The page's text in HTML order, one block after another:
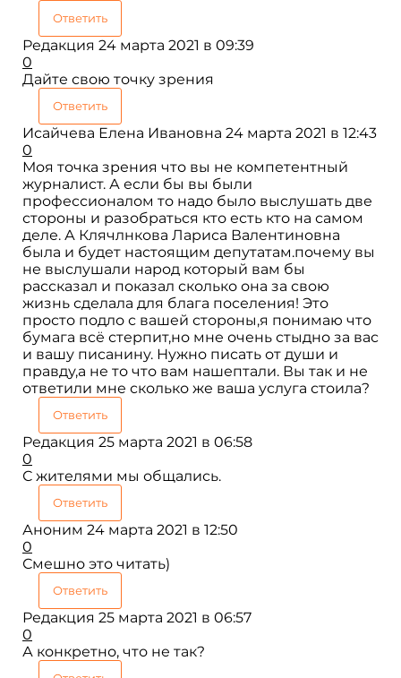
Ответить
Редакция 24 марта 2021 в 09:39
0
Дайте свою точку зрения
Ответить
Исайчева Елена Ивановна 24 марта 2021 в 12:43
0
Моя точка зрения что вы не компетентный
журналист. А если бы вы были
профессионалом то надо было выслушать две
стороны и разобраться кто есть кто на самом
деле. А Клячлнкова Лариса Валентиновна
была и будет настоящим депутатам.почему вы
не выслушали народ который вам бы
рассказал и показал сколько она за свою
жизнь сделала для блага поселения! Это
просто подло с вашей стороны,я понимаю что
бумага всё стерпит,но мне очень стыдно за вас
и вашу писанину. Нужно писать от души и
правду,а не то что вам нашептали. Вы так и не
ответили мне сколько же ваша услуга стоила?
Ответить
Редакция 25 марта 2021 в 06:58
0
С жителями мы общались.
Ответить
Аноним 24 марта 2021 в 12:50
0
Смешно это читать)
Ответить
Редакция 25 марта 2021 в 06:57
0
А конкретно, что не так?